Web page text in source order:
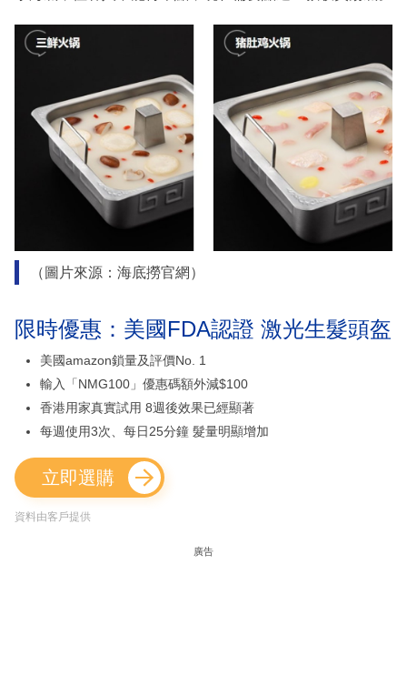
（圖片來源：海底撈官網）
限時優惠：美國FDA認證 激光生髮頭盔
美國amazon鎖量及評價No. 1
輸入「NMG100」優惠碼額外減$100
香港用家真實試用 8週後效果已經顯著
每週使用3次、每日25分鐘 髮量明顯增加
立即選購
資料由客戶提供
廣告